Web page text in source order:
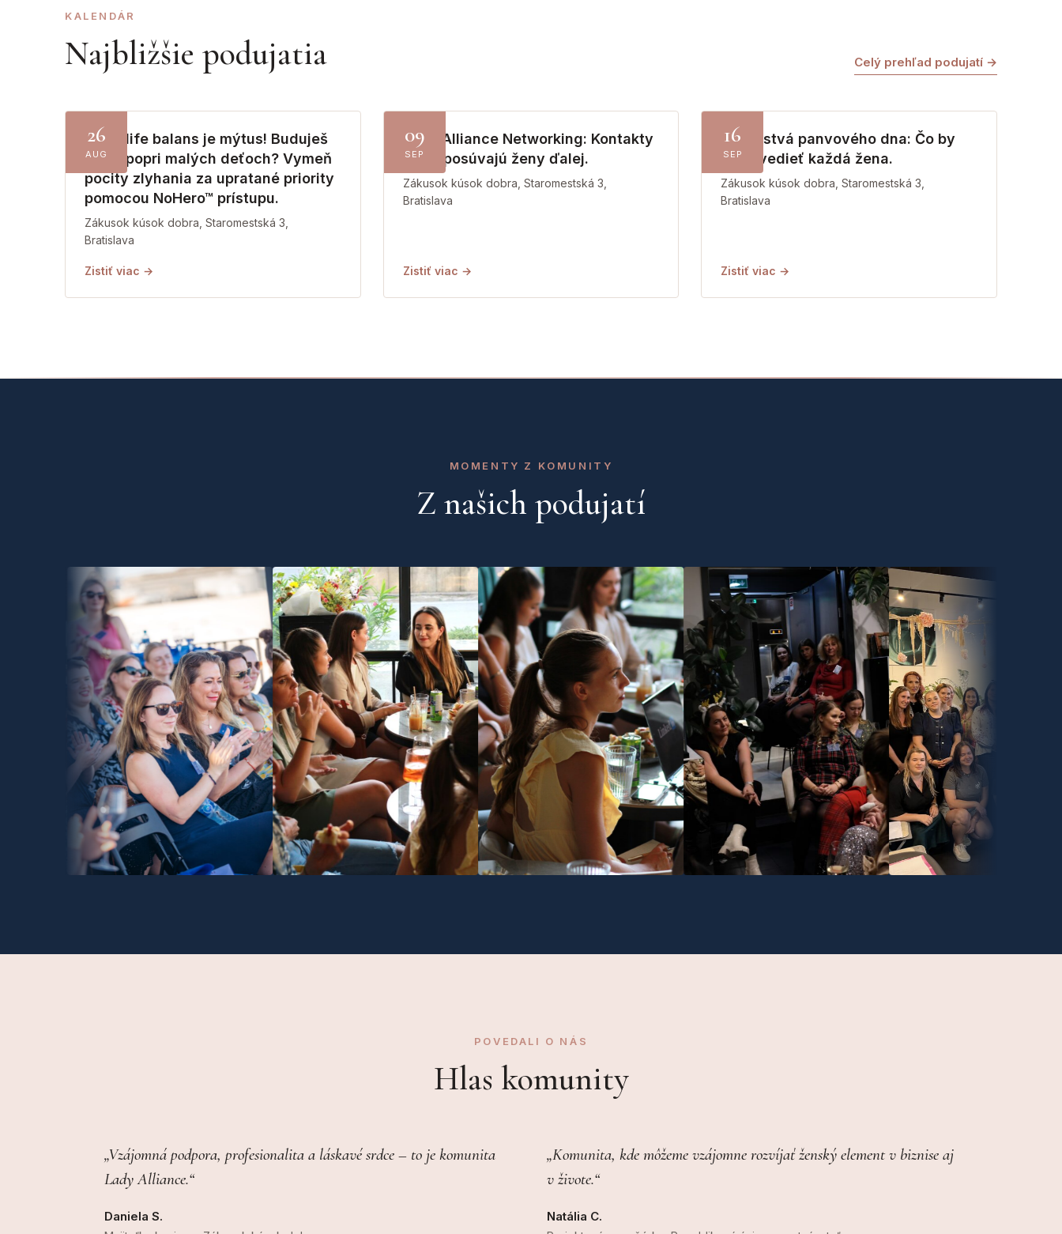
KALENDÁR
Najbližšie podujatia Celý prehľad podujatí →
26
AUG
Work-life balans je mýtus! Buduješ
firmu popri malých deťoch? Vymeň
pocity zlyhania za upratané priority
pomocou NoHero™ prístupu.
Zákusok kúsok dobra, Staromestská 3,
Bratislava
Zistiť viac →
09
SEP
Lady Alliance Networking: Kontakty
ktoré posúvajú ženy ďalej.
Zákusok kúsok dobra, Staromestská 3,
Bratislava
Zistiť viac →
16
SEP
Tajomstvá panvového dna: Čo by
mala vedieť každá žena.
Zákusok kúsok dobra, Staromestská 3,
Bratislava
Zistiť viac →
MOMENTY Z KOMUNITY
Z našich podujatí
POVEDALI O NÁS
Hlas komunity
„Vzájomná podpora, profesionalita a láskavé srdce – to je komunita
Lady Alliance.“
Daniela S.
„Komunita, kde môžeme vzájomne rozvíjať ženský element v biznise aj
v živote.“
Natália C.